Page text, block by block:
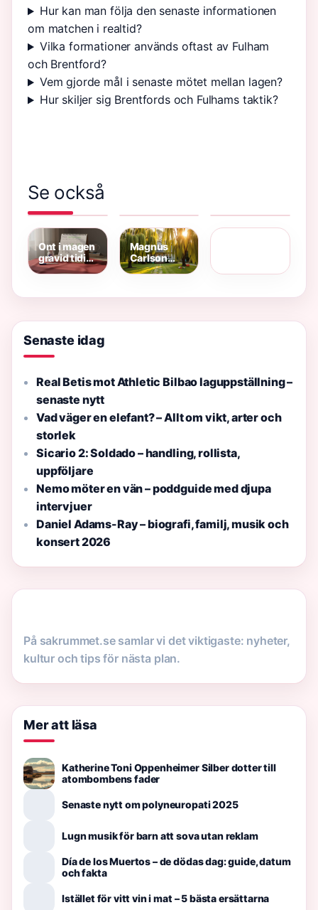
Hur kan man följa den senaste informationen
om matchen i realtid?
Vilka formationer används oftast av Fulham
och Brentford?
Vem gjorde mål i senaste mötet mellan lagen?
Hur skiljer sig Brentfords och Fulhams taktik?
Se också
The
Remains of
the Day –
analys och
tematik
– bekräftade
elvor
Ont i magen
gravid tidigt
– Normalt
Magnus
Carlson
Weeping
gene
Senaste idag
Real Betis mot Athletic Bilbao laguppställning –
senaste nytt
Vad väger en elefant? – Allt om vikt, arter och
storlek
Sicario 2: Soldado – handling, rollista,
uppföljare
Nemo möter en vän – poddguide med djupa
intervjuer
Daniel Adams-Ray – biografi, familj, musik och
konsert 2026
På sakrummet.se samlar vi det viktigaste: nyheter,
kultur och tips för nästa plan.
Mer att läsa
Katherine Toni Oppenheimer Silber dotter till
atombombens fader
Senaste nytt om polyneuropati 2025
Lugn musik för barn att sova utan reklam
Día de los Muertos – de dödas dag: guide, datum
och fakta
Istället för vitt vin i mat – 5 bästa ersättarna